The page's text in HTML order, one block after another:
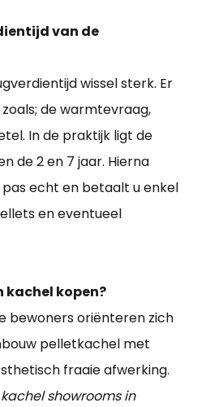
van de
wissel sterk. Er
de warmtevraag,
In de praktijk ligt de
de 2 en 7 jaar. Hierna
echt en betaalt u enkel
en eventueel
kachel kopen?
bewoners oriënteren zich
pelletkachel met
fraaie afwerking.
kachel showrooms in